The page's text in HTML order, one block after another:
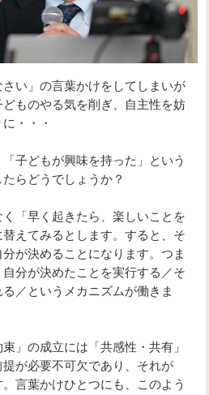
い」の言葉かけをしてしまいが
ものやる気を削ぎ、自主性を妨
・・・
「子どもが興味を持った」という
らどうでしょうか？
く「早く起きたら、楽しいことを
えてみるとします。すると、そ
が決めることになります。つま
分が決めたことを実行する／そ
／というメカニズムが働きま
」の成立には「共感性・共有」
提が必要不可欠であり、それが
。言葉かけひとつにも、このよう